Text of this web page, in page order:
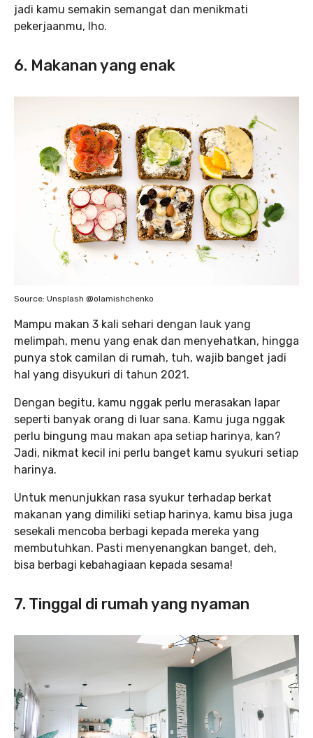
jadi kamu semakin semangat dan menikmati
pekerjaanmu, lho.
6. Makanan yang enak
Source: Unsplash @olamishchenko
Mampu makan 3 kali sehari dengan lauk yang
melimpah, menu yang enak dan menyehatkan, hingga
punya stok camilan di rumah, tuh, wajib banget jadi
hal yang disyukuri di tahun 2021.
Dengan begitu, kamu nggak perlu merasakan lapar
seperti banyak orang di luar sana. Kamu juga nggak
perlu bingung mau makan apa setiap harinya, kan?
Jadi, nikmat kecil ini perlu banget kamu syukuri setiap
harinya.
Untuk menunjukkan rasa syukur terhadap berkat
makanan yang dimiliki setiap harinya, kamu bisa juga
sesekali mencoba berbagi kepada mereka yang
membutuhkan. Pasti menyenangkan banget, deh,
bisa berbagi kebahagiaan kepada sesama!
7. Tinggal di rumah yang nyaman